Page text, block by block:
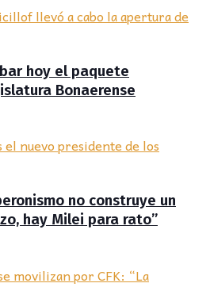
hoy el paquete
Bonaerense
no construye un
hay Milei para rato”